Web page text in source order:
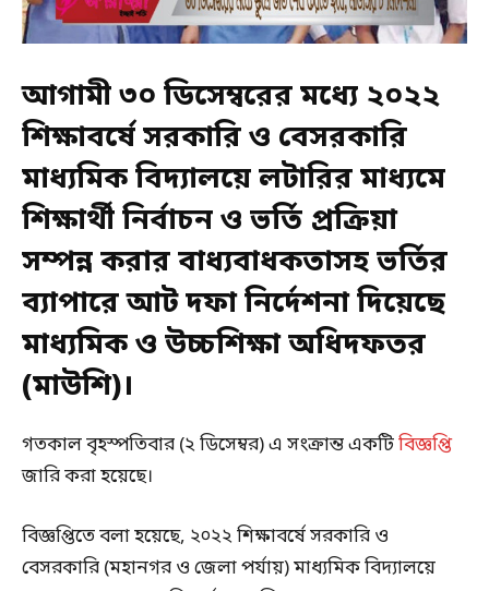
আগামী ৩০ ডিসেম্বরের মধ্যে ২০২২
শিক্ষাবর্ষে সরকারি ও বেসরকারি
মাধ্যমিক বিদ্যালয়ে লটারির মাধ্যমে
শিক্ষার্থী নির্বাচন ও ভর্তি প্রক্রিয়া
সম্পন্ন করার বাধ্যবাধকতাসহ ভর্তির
ব্যাপারে আট দফা নির্দেশনা দিয়েছে
মাধ্যমিক ও উচ্চশিক্ষা অধিদফতর
(মাউশি)।
গতকাল বৃহস্পতিবার (২ ডিসেম্বর) এ সংক্রান্ত একটিবিজ্ঞপ্তি
জারি করা হয়েছে।
বিজ্ঞপ্তিতে বলা হয়েছে, ২০২২ শিক্ষাবর্ষে সরকারি ও
বেসরকারি (মহানগর ও জেলা পর্যায়) মাধ্যমিক বিদ্যালয়ে